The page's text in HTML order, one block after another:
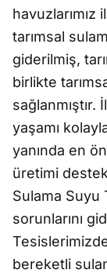
tarımsal
giderilmiş,
birlikte
sağlanmıştır.
yaşamı
yanında en
üretimi
Sulama Suyu
sorunlarını
bereketli